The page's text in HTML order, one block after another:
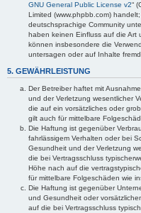
GNU General Public License v2“
Limited (www.phpbb.com)
deutschsprachige Community
haben keinen Einfluss auf die Art
können insbesondere die
untersagen oder auf Inhalte
5. GEWÄHRLEISTUNG
Der Betreiber haftet mit
und der Verletzung wesentlicher
die auf ein vorsätzliches oder
gilt auch für mittelbare
Die Haftung ist gegenüber
fahrlässigem Verhalten oder bei
Gesundheit und der Verletzung
die bei Vertragsschluss
Höhe nach auf die
für mittelbare Folgeschäden wie
Die Haftung ist gegenüber
und Gesundheit oder
auf die bei Vertragsschluss